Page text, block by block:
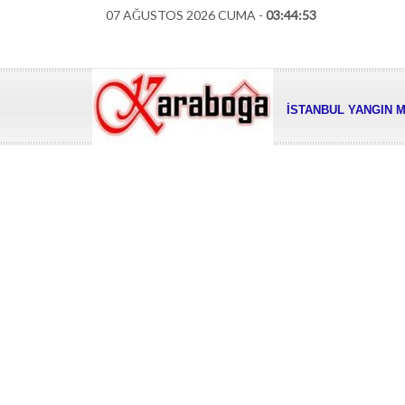
07 AĞUSTOS 2026 CUMA - 03:44:54
İSTANBUL YANGIN